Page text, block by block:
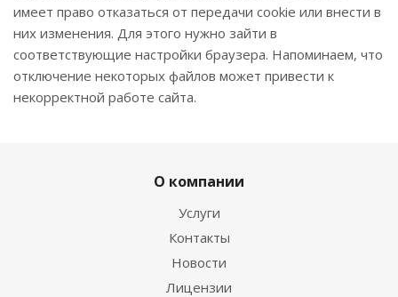
имеет право отказаться от передачи cookie или внести в
них изменения. Для этого нужно зайти в
соответствующие настройки браузера. Напоминаем, что
отключение некоторых файлов может привести к
некорректной работе сайта.
О компании
Услуги
Контакты
Новости
Лицензии